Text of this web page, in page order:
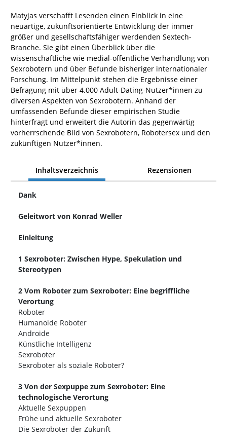
Matyjas verschafft Lesenden einen Einblick in eine
neuartige, zukunftsorientierte Entwicklung der immer
größer und gesellschaftsfähiger werdenden Sextech-
Branche. Sie gibt einen Überblick über die
wissenschaftliche wie medial-öffentliche Verhandlung von
Sexrobotern und über Befunde bisheriger internationaler
Forschung. Im Mittelpunkt stehen die Ergebnisse einer
Befragung mit über 4.000 Adult-Dating-Nutzer*innen zu
diversen Aspekten von Sexrobotern. Anhand der
umfassenden Befunde dieser empirischen Studie
hinterfragt und erweitert die Autorin das gegenwärtig
vorherrschende Bild von Sexrobotern, Robotersex und den
zukünftigen Nutzer*innen.
Inhaltsverzeichnis Rezensionen
Dank
Geleitwort von Konrad Weller
Einleitung
1 Sexroboter: Zwischen Hype, Spekulation und
Stereotypen
2 Vom Roboter zum Sexroboter: Eine begriffliche
Verortung
Roboter
Humanoide Roboter
Androide
Künstliche Intelligenz
Sexroboter
Sexroboter als soziale Roboter?
3 Von der Sexpuppe zum Sexroboter: Eine
technologische Verortung
Aktuelle Sexpuppen
Frühe und aktuelle Sexroboter
Die Sexroboter der Zukunft